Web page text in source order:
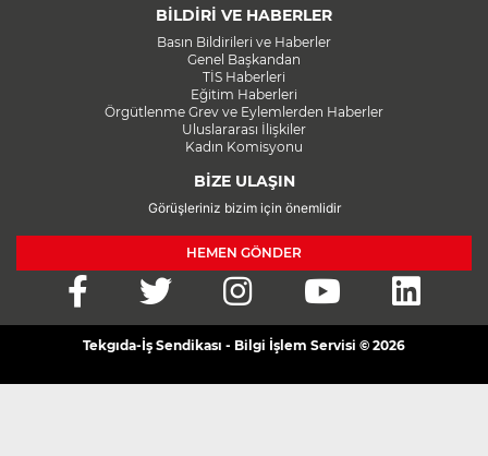
BİLDİRİ VE HABERLER
Basın Bildirileri ve Haberler
Genel Başkandan
TİS Haberleri
Eğitim Haberleri
Örgütlenme Grev ve Eylemlerden Haberler
Uluslararası İlişkiler
Kadın Komisyonu
BİZE ULAŞIN
Görüşleriniz bizim için önemlidir
HEMEN GÖNDER
Tekgıda-İş Sendikası - Bilgi İşlem Servisi © 2026